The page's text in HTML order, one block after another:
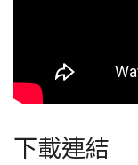
下載連結